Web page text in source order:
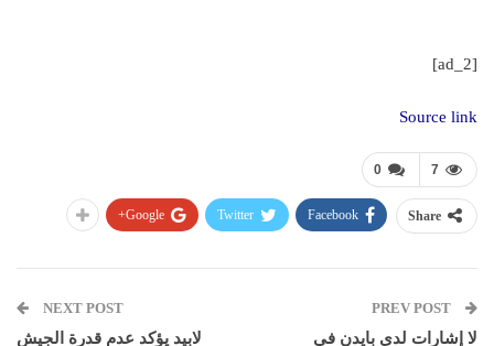
[ad_2]
Source link
0 7
Share
Facebook
Twitter
Google+
لا إشارات لدى بايدن في
NEXT POST
لابيد يؤكد عدم قدرة الجيش